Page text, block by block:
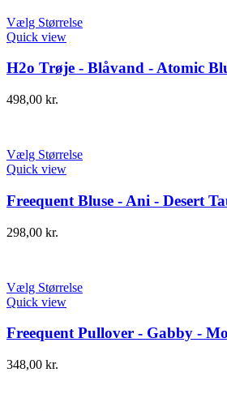
Vælg Størrelse
Quick view
H2o Trøje - Blåvand - Atomic
498,00 kr.
Vælg Størrelse
Quick view
Freequent Bluse - Ani - Desert
298,00 kr.
Vælg Størrelse
Quick view
Freequent Pullover - Gabby -
348,00 kr.